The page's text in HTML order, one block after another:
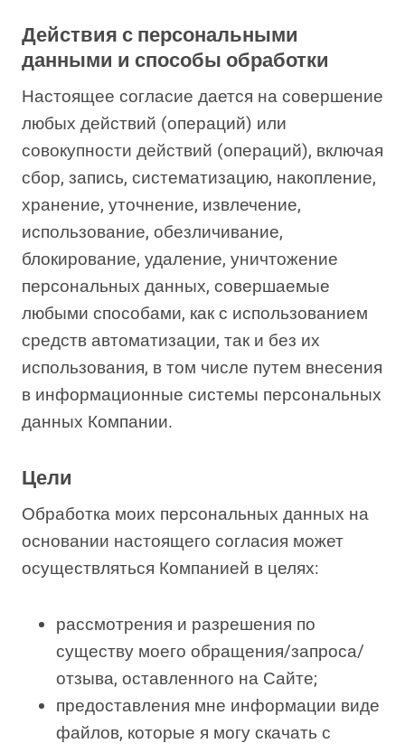
Действия с персональными
данными и способы обработки
Настоящее согласие дается на совершение
любых действий (операций) или
совокупности действий (операций), включая
сбор, запись, систематизацию, накопление,
хранение, уточнение, извлечение,
использование, обезличивание,
блокирование, удаление, уничтожение
персональных данных, совершаемые
любыми способами, как с использованием
средств автоматизации, так и без их
использования, в том числе путем внесения
в информационные системы персональных
данных Компании.
Цели
Обработка моих персональных данных на
основании настоящего согласия может
осуществляться Компанией в целях:
рассмотрения и разрешения по
существу моего обращения/запроса/
отзыва, оставленного на Сайте;
предоставления мне информации виде
файлов, которые я могу скачать с